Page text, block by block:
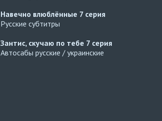
Навечно влюблённые 7 серия
Русские субтитры
Зантис, скучаю по тебе 7 серия
Автосабы русские / украинские